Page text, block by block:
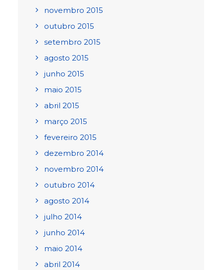
novembro 2015
outubro 2015
setembro 2015
agosto 2015
junho 2015
maio 2015
abril 2015
março 2015
fevereiro 2015
dezembro 2014
novembro 2014
outubro 2014
agosto 2014
julho 2014
junho 2014
maio 2014
abril 2014